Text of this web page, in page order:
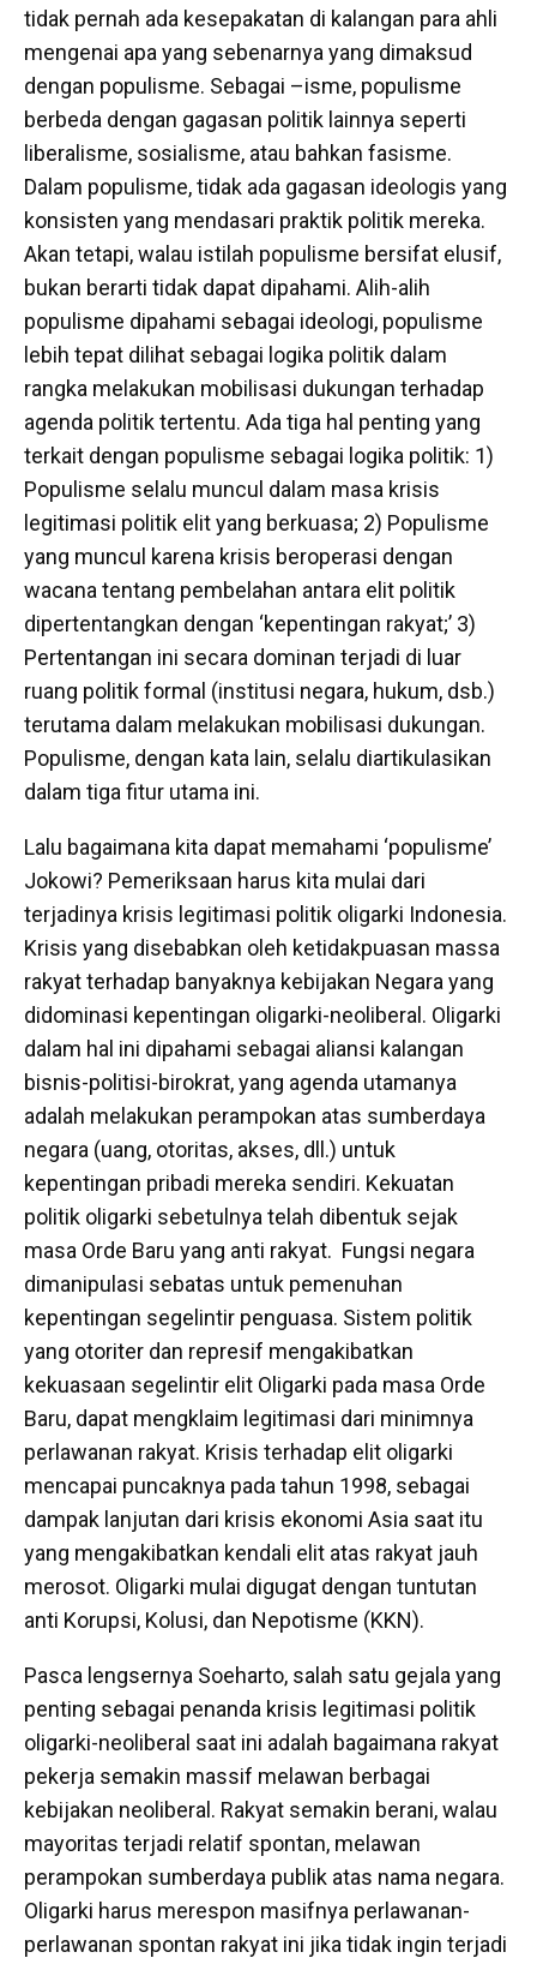
tidak pernah ada kesepakatan di kalangan para ahli
mengenai apa yang sebenarnya yang dimaksud
dengan populisme. Sebagai –isme, populisme
berbeda dengan gagasan politik lainnya seperti
liberalisme, sosialisme, atau bahkan fasisme.
Dalam populisme, tidak ada gagasan ideologis yang
konsisten yang mendasari praktik politik mereka.
Akan tetapi, walau istilah populisme bersifat elusif,
bukan berarti tidak dapat dipahami. Alih-alih
populisme dipahami sebagai ideologi, populisme
lebih tepat dilihat sebagai logika politik dalam
rangka melakukan mobilisasi dukungan terhadap
agenda politik tertentu. Ada tiga hal penting yang
terkait dengan populisme sebagai logika politik: 1)
Populisme selalu muncul dalam masa krisis
legitimasi politik elit yang berkuasa; 2) Populisme
yang muncul karena krisis beroperasi dengan
wacana tentang pembelahan antara elit politik
dipertentangkan dengan ‘kepentingan rakyat;’ 3)
Pertentangan ini secara dominan terjadi di luar
ruang politik formal (institusi negara, hukum, dsb.)
terutama dalam melakukan mobilisasi dukungan.
Populisme, dengan kata lain, selalu diartikulasikan
dalam tiga fitur utama ini.
Lalu bagaimana kita dapat memahami ‘populisme’
Jokowi? Pemeriksaan harus kita mulai dari
terjadinya krisis legitimasi politik oligarki Indonesia.
Krisis yang disebabkan oleh ketidakpuasan massa
rakyat terhadap banyaknya kebijakan Negara yang
didominasi kepentingan oligarki-neoliberal. Oligarki
dalam hal ini dipahami sebagai aliansi kalangan
bisnis-politisi-birokrat, yang agenda utamanya
adalah melakukan perampokan atas sumberdaya
negara (uang, otoritas, akses, dll.) untuk
kepentingan pribadi mereka sendiri. Kekuatan
politik oligarki sebetulnya telah dibentuk sejak
masa Orde Baru yang anti rakyat. Fungsi negara
dimanipulasi sebatas untuk pemenuhan
kepentingan segelintir penguasa. Sistem politik
yang otoriter dan represif mengakibatkan
kekuasaan segelintir elit Oligarki pada masa Orde
Baru, dapat mengklaim legitimasi dari minimnya
perlawanan rakyat. Krisis terhadap elit oligarki
mencapai puncaknya pada tahun 1998, sebagai
dampak lanjutan dari krisis ekonomi Asia saat itu
yang mengakibatkan kendali elit atas rakyat jauh
merosot. Oligarki mulai digugat dengan tuntutan
anti Korupsi, Kolusi, dan Nepotisme (KKN).
Pasca lengsernya Soeharto, salah satu gejala yang
penting sebagai penanda krisis legitimasi politik
oligarki-neoliberal saat ini adalah bagaimana rakyat
pekerja semakin massif melawan berbagai
kebijakan neoliberal. Rakyat semakin berani, walau
mayoritas terjadi relatif spontan, melawan
perampokan sumberdaya publik atas nama negara.
Oligarki harus merespon masifnya perlawanan-
perlawanan spontan rakyat ini jika tidak ingin terjadi